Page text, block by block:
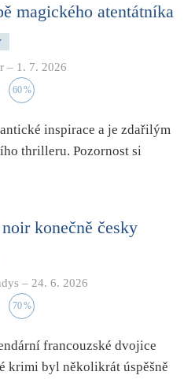
magického atentátníka
– 1. 7. 2026
60%
inspirace a je zdařilým
thrilleru. Pozornost si
konečně česky
– 24. 6. 2026
70%
francouzské dvojice
krimi byl několikrát úspěšně